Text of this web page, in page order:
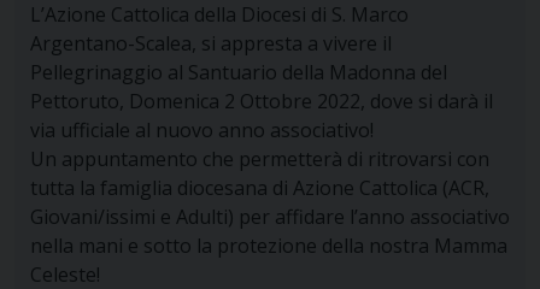
L’Azione Cattolica della Diocesi di S. Marco
Argentano-Scalea, si appresta a vivere il
Pellegrinaggio al Santuario della Madonna del
Pettoruto, Domenica 2 Ottobre 2022, dove si darà il
via ufficiale al nuovo anno associativo!
Un appuntamento che permetterà di ritrovarsi con
tutta la famiglia diocesana di Azione Cattolica (ACR,
Giovani/issimi e Adulti) per affidare l’anno associativo
nella mani e sotto la protezione della nostra Mamma
Celeste!